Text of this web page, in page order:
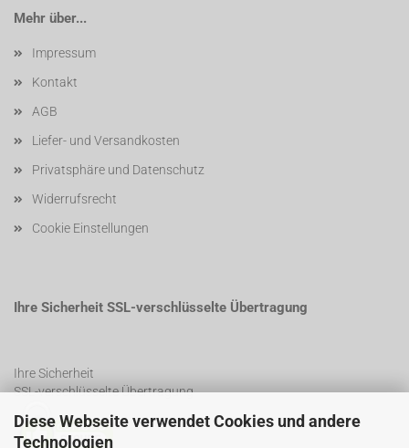
Diese Webseite verwendet Cookies und andere
Technologien
Mehr über...
Impressum
Kontakt
AGB
Liefer- und Versandkosten
Privatsphäre und Datenschutz
Widerrufsrecht
Cookie Einstellungen
Ihre Sicherheit SSL-verschlüsselte Übertragung
Ihre Sicherheit
SSL-verschlüsselte Übertragung